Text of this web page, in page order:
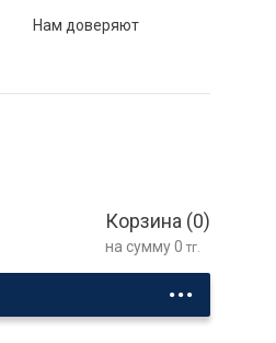
Нам доверяют
Корзина (0)
на сумму0 тг.
...